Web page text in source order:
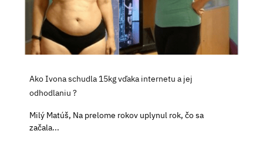
Ako Ivona schudla 15kg vďaka internetu a jej
odhodlaniu ?
Milý Matúš, Na prelome rokov uplynul rok, čo sa
začala...